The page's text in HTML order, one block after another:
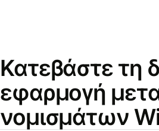
Κατεβάστε τη
εφαρμογή
νομισμάτων